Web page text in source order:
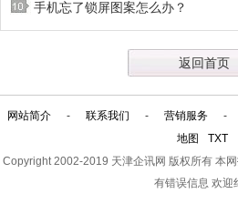
手机忘了锁屏图案怎么办？
返回首页
网站简介 - 联系我们 - 营销服务 -
地图
TXT
Copyright 2002-2019 天津企讯网 版权所有 本
有错误信息 欢迎